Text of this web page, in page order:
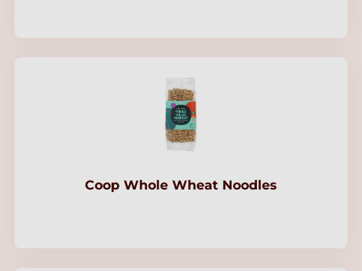
Coop Whole Wheat Noodles